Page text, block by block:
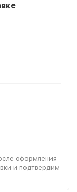
оформления
и подтвердим